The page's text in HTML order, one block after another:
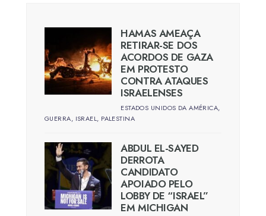
HAMAS AMEAÇA
RETIRAR-SE DOS
ACORDOS DE GAZA
EM PROTESTO
CONTRA ATAQUES
ISRAELENSES
ESTADOS UNIDOS DA AMÉRICA,
GUERRA, ISRAEL, PALESTINA
ABDUL EL-SAYED
DERROTA
CANDIDATO
APOIADO PELO
LOBBY DE “ISRAEL”
EM MICHIGAN